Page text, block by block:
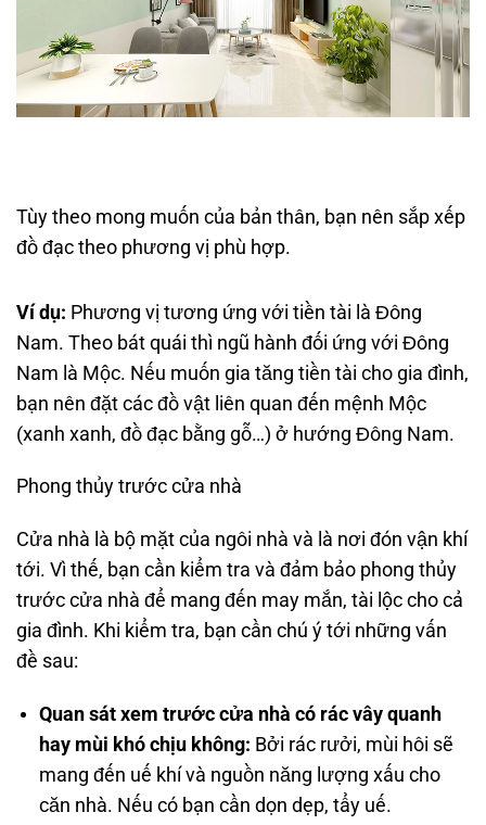
Tùy theo mong muốn của bản thân, bạn nên sắp xếp
đồ đạc theo phương vị phù hợp.
Ví dụ: Phương vị tương ứng với tiền tài là Đông
Nam. Theo bát quái thì ngũ hành đối ứng với Đông
Nam là Mộc. Nếu muốn gia tăng tiền tài cho gia đình,
bạn nên đặt các đồ vật liên quan đến mệnh Mộc
(xanh xanh, đồ đạc bằng gỗ…) ở hướng Đông Nam.
Phong thủy trước cửa nhà
Cửa nhà là bộ mặt của ngôi nhà và là nơi đón vận khí
tới. Vì thế, bạn cần kiểm tra và đảm bảo phong thủy
trước cửa nhà để mang đến may mắn, tài lộc cho cả
gia đình. Khi kiểm tra, bạn cần chú ý tới những vấn
đề sau:
Quan sát xem trước cửa nhà có rác vây quanh
hay mùi khó chịu không: Bởi rác rưởi, mùi hôi sẽ
mang đến uế khí và nguồn năng lượng xấu cho
căn nhà. Nếu có bạn cần dọn dẹp, tẩy uế.